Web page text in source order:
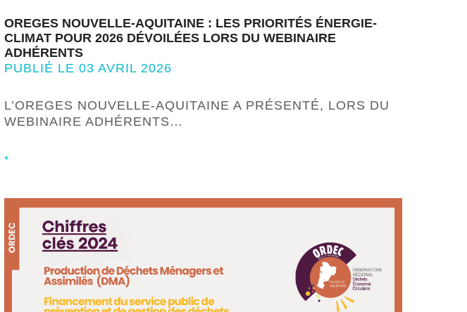
OREGES NOUVELLE-AQUITAINE : LES PRIORITÉS ÉNERGIE-
CLIMAT POUR 2026 DÉVOILÉES LORS DU WEBINAIRE
ADHÉRENTS
PUBLIÉ LE 03 AVRIL 2026
L’OREGES NOUVELLE-AQUITAINE A PRÉSENTÉ, LORS DU
WEBINAIRE ADHÉRENTS…
+